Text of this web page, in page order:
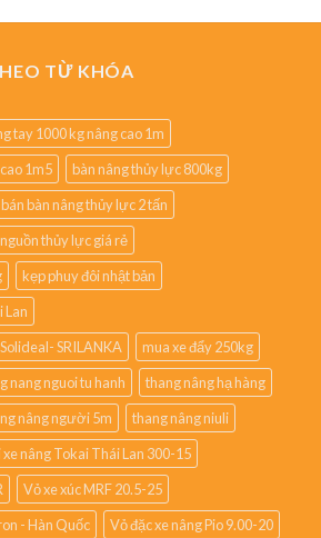
TỪ KHÓA
tay 1000 kg nâng cao 1m
1m5
bàn nâng thủy lực 800kg
bán bàn nâng thủy lực 2 tấn
thủy lực giá rẻ
kẹp phuy đôi nhật bản
Lan
SRILANKA
mua xe đẩy 250kg
nang nguoi tu hanh
thang nâng hạ hàng
nâng người 5m
thang nâng niuli
nâng Tokai Thái Lan 300-15
Vỏ xe xúc MRF 20.5-25
- Hàn Quốc
Vỏ đặc xe nâng Pio 9.00-20